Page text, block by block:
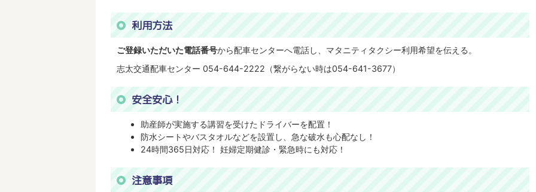
利用方法
ご登録いただいた電話番号から配車センターへ電話し、マタニティタクシー利用希望を伝える。
志太交通配車センター 054-644-2222（繋がらない時は054-641-3677）
安全安心！
助産師が実施する講習を受けたドライバーを配置！
防水シートやバスタオルなどを設置し、急な破水も心配なし！
24時間365日対応！ 妊婦定期健診・緊急時にも対応！
注意事項